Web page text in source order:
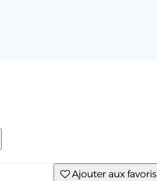
Ajouter aux favoris